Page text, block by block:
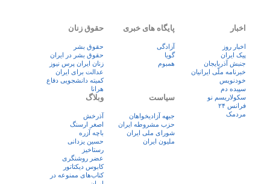
اخبار
اخبار روز
پيک ايران
جنبش آذربایجان
خبرنامه ملّی ایرانیان
خودنویس
سپیده دم
سکولاریسم نو
فرانس ۲۴
مردمک
پایگاه های خبری
آزادگی
گویا
همبوم
حقوق زنان
حقوق بشر
حقوق بشر در ایران
زنان ايران پرس نيوز
عدالت برای ایران
کمیته دانشجویی دفاع
هرانا
سیاست
جبهه آزادیخواهان
حزب مشروطه ایران
شورای ملی ایران
ملیون ایران
وبلاگ
آذرخش
اصغر ارسنگ
باچه آزره
حسین یزدانی
رستاخیز
عضر روشنگری
کابوس دیکتاتور
کتاب‌های ممنوعه در